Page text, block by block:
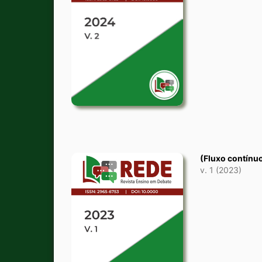
(Fluxo
v. 1 (2023)